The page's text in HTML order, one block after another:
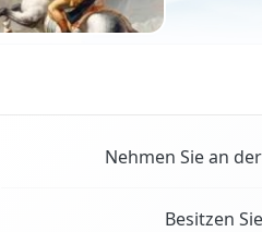
Nehmen Sie an
Besitzen